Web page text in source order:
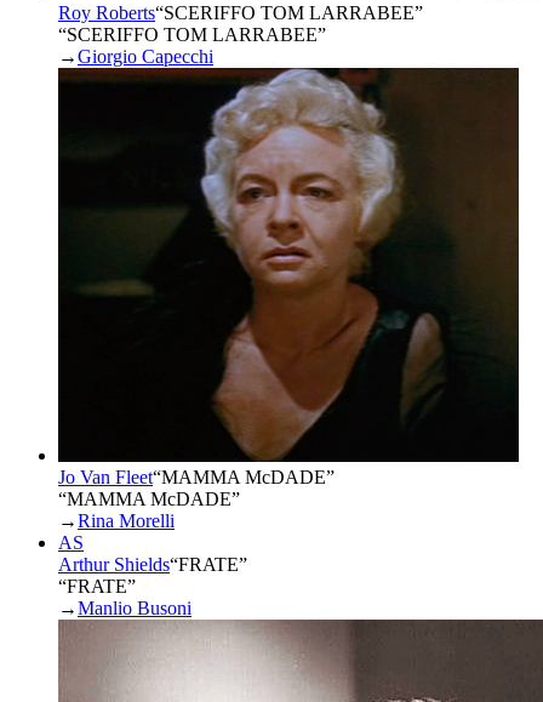
Roy Roberts“SCERIFFO TOM LARRABEE”
“SCERIFFO TOM LARRABEE”
→Giorgio Capecchi
Jo Van Fleet“MAMMA McDADE”
“MAMMA McDADE”
→Rina Morelli
AS
Arthur Shields“FRATE”
“FRATE”
→Manlio Busoni